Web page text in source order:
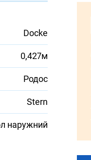
Docke
0,427м
Родос
Stern
наружний